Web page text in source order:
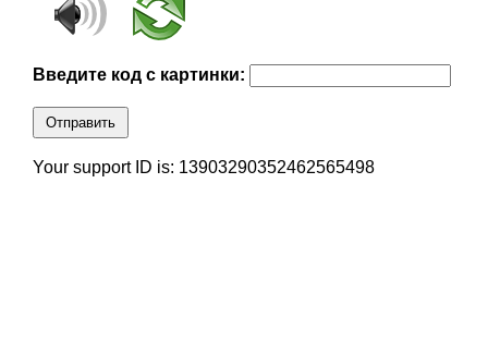
Введите код с картинки:
Отправить
Your support ID is: 13903290352462565498